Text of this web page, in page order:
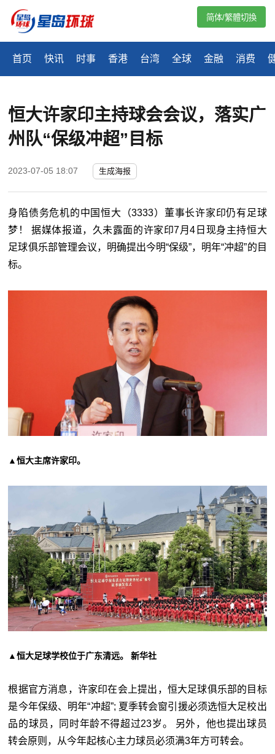
首页 快讯 时事 香港 台湾 全球 金融 消费
简体/繁體切換
恒大许家印主持球会会议，落实广
州队“保级冲超”目标
2023-07-05 18:07 生成海报
身陷债务危机的中国恒大（3333）董事长许家印仍有足球
梦！ 据媒体报道，久未露面的许家印7月4日现身主持恒大
足球俱乐部管理会议，明确提出今明“保级”，明年“冲超”的目
标。
▲恒大主席许家印。
▲恒大足球学校位于广东清远。 新华社
根据官方消息，许家印在会上提出，恒大足球俱乐部的目标
是今年保级、明年“冲超”; 夏季转会窗引援必须选恒大足校出
品的球员，同时年龄不得超过23岁。 另外，他也提出球员
转会原则，从今年起核心主力球员必须满3年方可转会。